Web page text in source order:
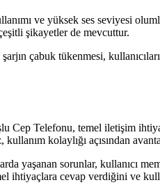
ve yüksek ses seviyesi
şikayetler de mevcuttur.
şarjın çabuk tükenmesi,
Cep Telefonu, temel iletişim
kolaylığı açısından
yaşanan sorunlar, kullanıcı
ihtiyaçlara cevap verdiğini ve